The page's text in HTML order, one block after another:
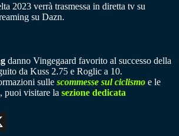
2023 verrà trasmessa in diretta tv su
su Dazn.
danno Vingegaard favorito al successo della
da Kuss 2.75 e Roglic a 10.
sulle scommesse sul ciclismo e le
puoi visitare la sezione dedicata